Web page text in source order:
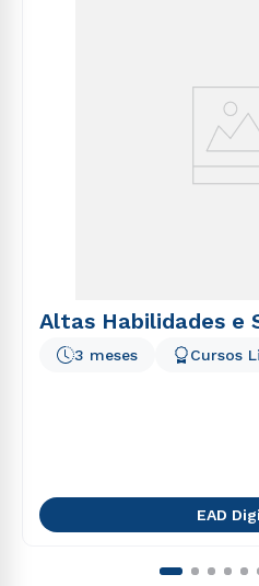
Altas Habilidades e
3 meses Cursos
EAD